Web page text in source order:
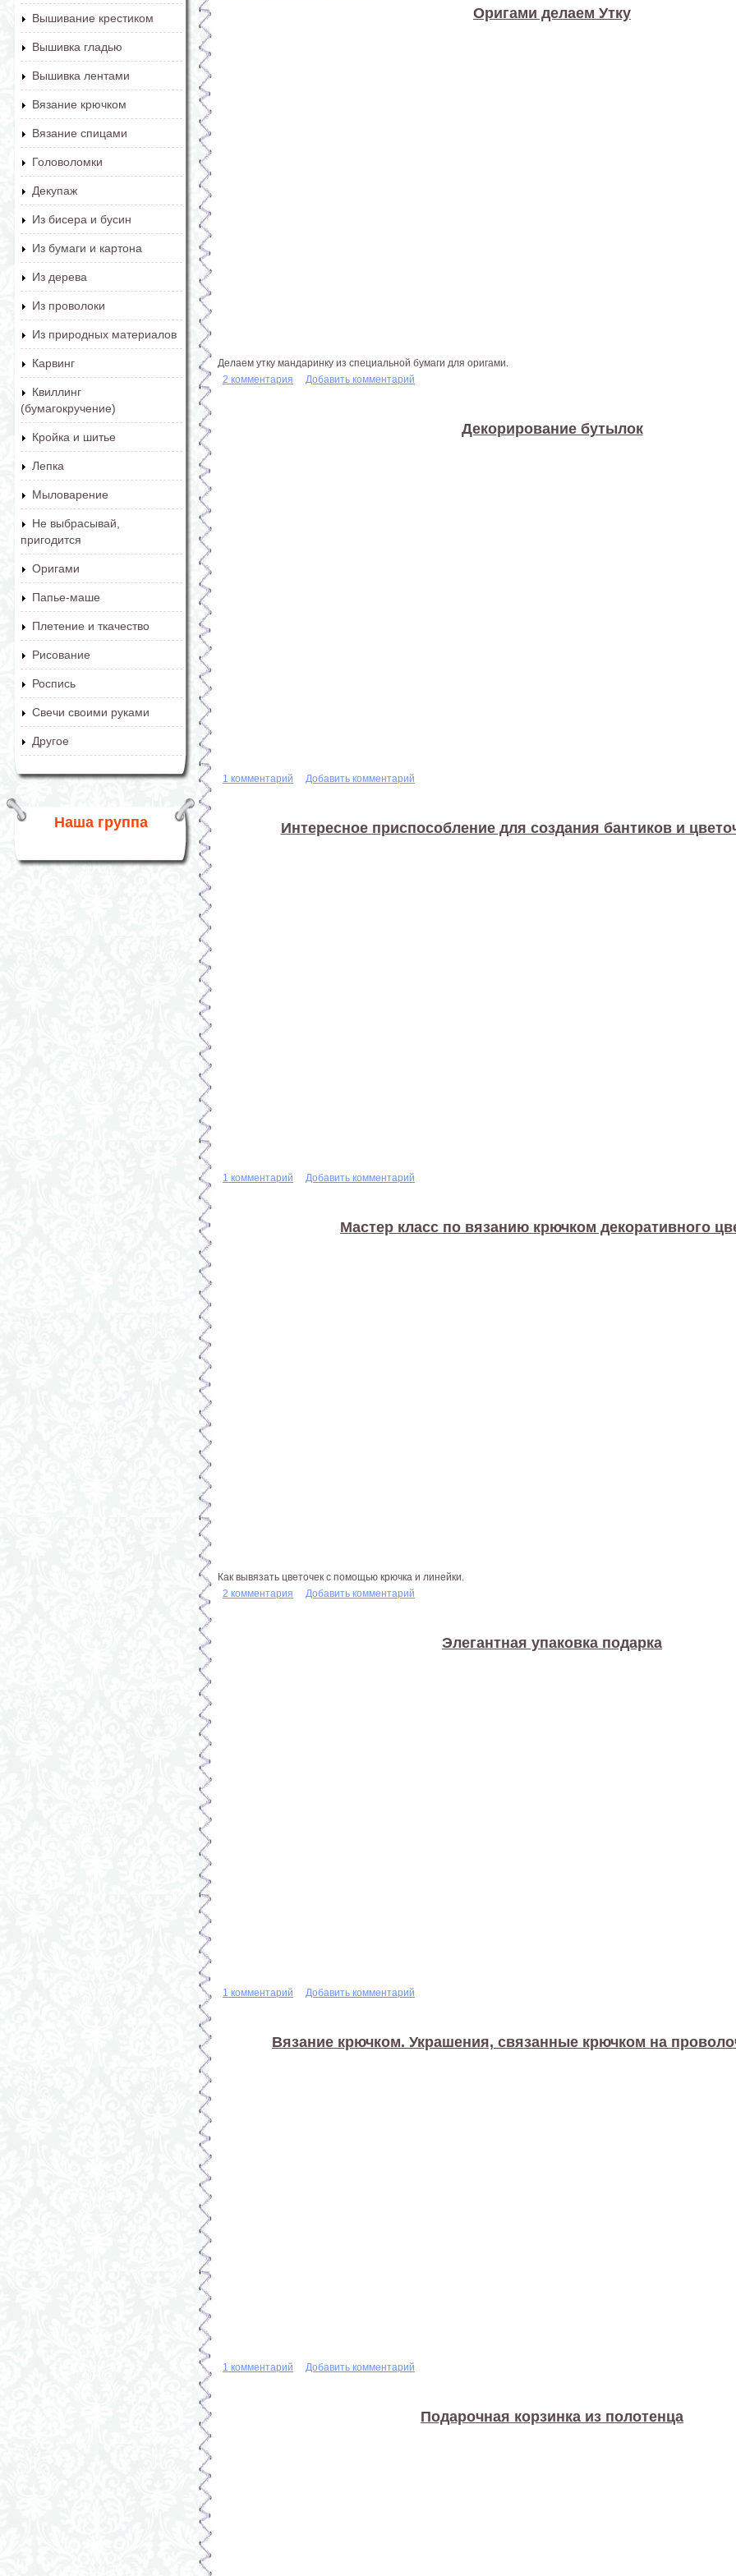
Вышивание крестиком
Вышивка гладью
Вышивка лентами
Вязание крючком
Вязание спицами
Головоломки
Декупаж
Из бисера и бусин
Из бумаги и картона
Из дерева
Из проволоки
Из природных материалов
Карвинг
Квиллинг
(бумагокручение)
Кройка и шитье
Лепка
Мыловарение
Не выбрасывай,
пригодится
Оригами
Папье-маше
Плетение и ткачество
Рисование
Роспись
Свечи своими руками
Другое
Наша группа
Оригами делаем Утку
Делаем утку мандаринку из специальной бумаги для оригами.
2 комментария
Добавить комментарий
Декорирование бутылок
1 комментарий Добавить комментарий
Интересное приспособление для создания бантиков и
1 комментарий Добавить комментарий
Мастер класс по вязанию крючком декоративного
Как вывязать цветочек с помощью крючка и линейки.
2 комментария
Добавить комментарий
Элегантная упаковка подарка
1 комментарий Добавить комментарий
Вязание крючком. Украшения, связанные крючком на
1 комментарий Добавить комментарий
Подарочная корзинка из полотенца